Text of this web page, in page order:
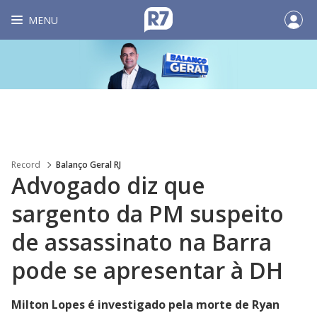
MENU
Record Balanço Geral RJ
Advogado diz que
sargento da PM suspeito
de assassinato na Barra
pode se apresentar à DH
Milton Lopes é investigado pela morte de Ryan